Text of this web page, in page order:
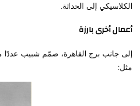
الكلاسيكي إلى الحداثة.
أعمال أخرى بارزة
إلى جانب برج القاهرة، صمّم شبيب عددًا
مثل: